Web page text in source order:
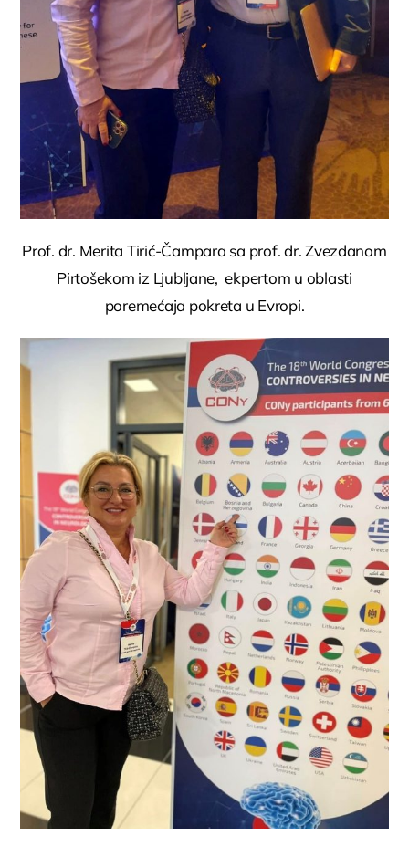
Prof. dr. Merita Tirić-Čampara sa prof. dr. Zvezdanom
Pirtošekom iz Ljubljane, ekpertom u oblasti
poremećaja pokreta u Evropi.